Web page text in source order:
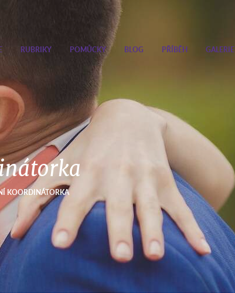
RUBRIKY POMŮCKY BLOG PŘÍBĚH GALERIE
KOORDINÁTORKA